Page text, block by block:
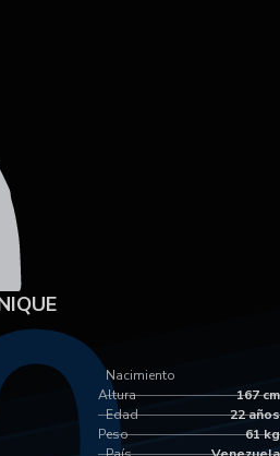
Altura 167 cm
Peso 61 kg
Nacimiento
Edad 22 años